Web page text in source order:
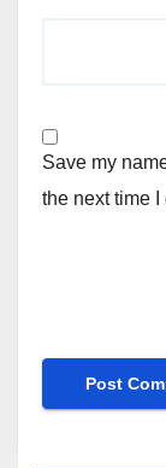
Save my
the next time I